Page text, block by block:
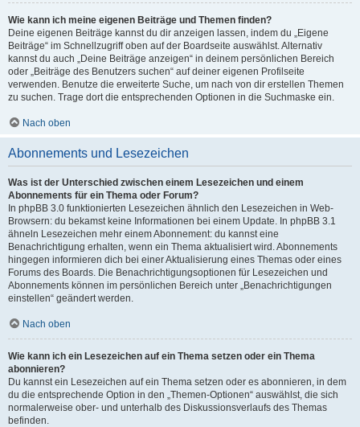
Wie kann ich meine eigenen Beiträge und Themen finden?
Deine eigenen Beiträge kannst du dir anzeigen lassen, indem du „Eigene
Beiträge“ im Schnellzugriff oben auf der Boardseite auswählst. Alternativ
kannst du auch „Deine Beiträge anzeigen“ in deinem persönlichen Bereich
oder „Beiträge des Benutzers suchen“ auf deiner eigenen Profilseite
verwenden. Benutze die erweiterte Suche, um nach von dir erstellen Themen
zu suchen. Trage dort die entsprechenden Optionen in die Suchmaske ein.
Nach oben
Abonnements und Lesezeichen
Was ist der Unterschied zwischen einem Lesezeichen und einem
Abonnements für ein Thema oder Forum?
In phpBB 3.0 funktionierten Lesezeichen ähnlich den Lesezeichen in Web-
Browsern: du bekamst keine Informationen bei einem Update. In phpBB 3.1
ähneln Lesezeichen mehr einem Abonnement: du kannst eine
Benachrichtigung erhalten, wenn ein Thema aktualisiert wird. Abonnements
hingegen informieren dich bei einer Aktualisierung eines Themas oder eines
Forums des Boards. Die Benachrichtigungsoptionen für Lesezeichen und
Abonnements können im persönlichen Bereich unter „Benachrichtigungen
einstellen“ geändert werden.
Nach oben
Wie kann ich ein Lesezeichen auf ein Thema setzen oder ein Thema
abonnieren?
Du kannst ein Lesezeichen auf ein Thema setzen oder es abonnieren, in dem
du die entsprechende Option in den „Themen-Optionen“ auswählst, die sich
normalerweise ober- und unterhalb des Diskussionsverlaufs des Themas
befinden.